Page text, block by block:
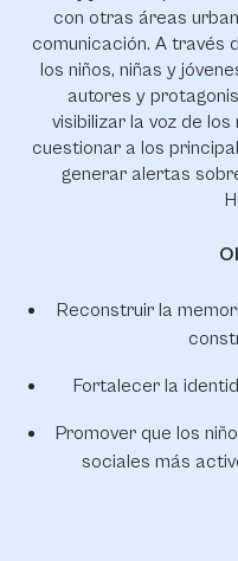
con otras áreas
comunicación. A través
los niños, niñas y
autores y
visibilizar la voz de
cuestionar a los
generar alertas
Reconstruir la
Fortalecer la
Promover que los
sociales más